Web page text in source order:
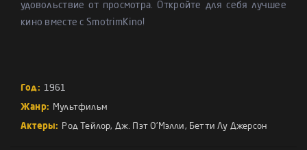
удовольствие от просмотра. Откройте для себя лучшее
кино вместе с SmotrimKino!
Год: 1961
Жанр: Мультфильм
Актеры: Род Тейлор, Дж. Пэт О’Мэлли, Бетти Лу Джерсон